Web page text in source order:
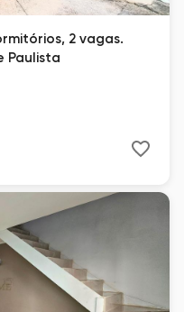
2 vagas.
Paulista